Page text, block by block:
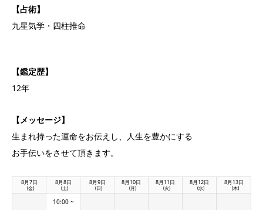
【占術】
九星気学・四柱推命
【鑑定歴】
12年
【メッセージ】
生まれ持った運命をお伝えし、人生を豊かにする
お手伝いをさせて頂きます。
8月7日
(金)
8月8日
(土)
8月9日
(日)
8月10日
(月)
8月11日
(火)
8月12日
(水)
8月13日
(木)
10:00 ~